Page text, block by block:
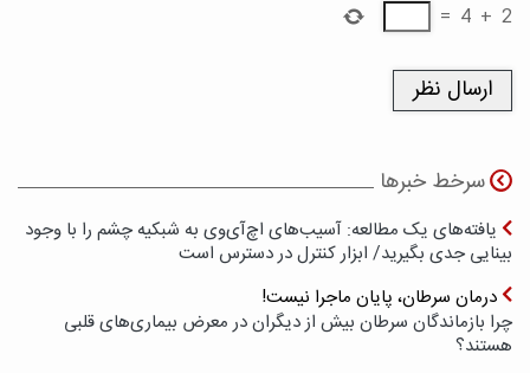
2
+
4
=
سرخط خبرها
یافته‌های یک مطالعه: آسیب‌های اچ‌آی‌وی به شبکیه چشم را با وجود
بینایی جدی بگیرید/ ابزار کنترل در دسترس است
درمان سرطان، پایان ماجرا نیست!
چرا بازماندگان سرطان بیش از دیگران در معرض بیماری‌های قلبی
هستند؟